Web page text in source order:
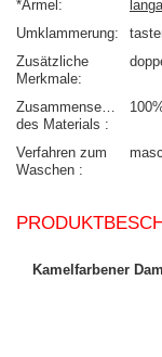
*Ärmel
Umklammerung
Zusätzliche
Merkmale
Zusammensetzung
des Materials
Verfahren zum
Waschen
Kamelfarbener